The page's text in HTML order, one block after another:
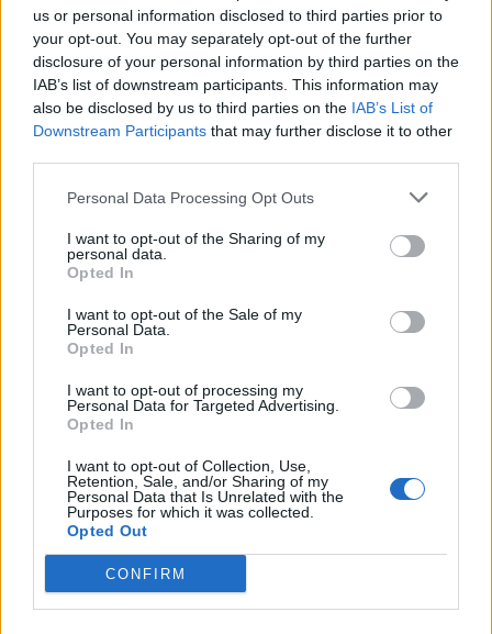
us or personal information disclosed to third parties prior to
your opt-out. You may separately opt-out of the further
disclosure of your personal information by third parties on the
IAB’s list of downstream participants. This information may
also be disclosed by us to third parties on the IAB’s List of
Downstream Participants that may further disclose it to other
Personal Data Processing Opt Outs
I want to opt-out of the Sharing of my
personal data.
Opted In
I want to opt-out of the Sale of my
Personal Data.
Opted In
I want to opt-out of processing my
Personal Data for Targeted Advertising.
Opted In
I want to opt-out of Collection, Use,
Retention, Sale, and/or Sharing of my
Personal Data that Is Unrelated with the
Purposes for which it was collected.
Opted Out
CONFIRM
20
Audi RS2"RG-ENGINEERING"
(1994)
RichardGeorgsson
76 490 visningar213 kommentarer
436
2 april 18
Audi A4 2.0TFSI"NoLife
Performance"
62 kommentarer
AC Cobra "LS1"
32 144 visningar 142 kommentarer
183
21 mars 16
20
Chevrolet Impala
(1965)
overs
23 045 visningar26 kommentarer